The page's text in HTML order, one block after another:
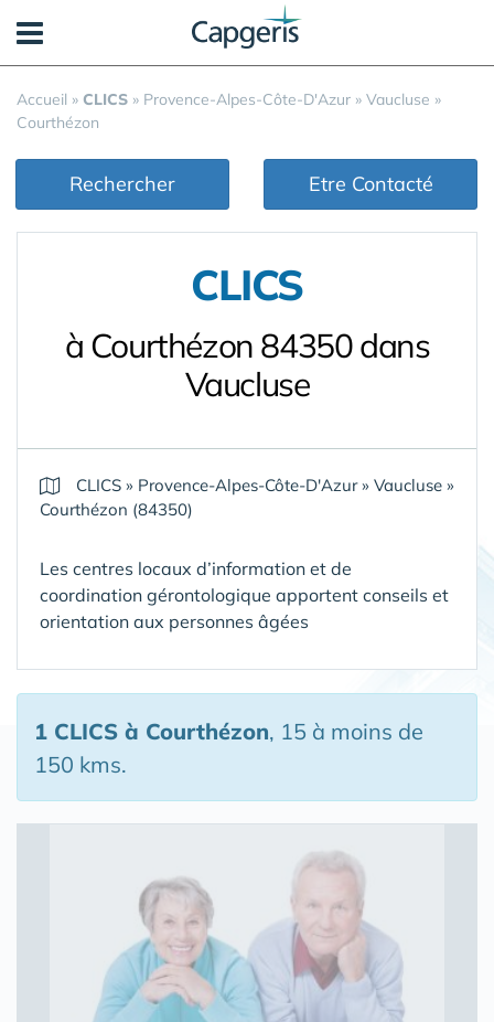
Accueil » CLICS » Provence-Alpes-Côte-D'Azur » Vaucluse »
Courthézon
Rechercher Etre Contacté
CLICS
à Courthézon 84350 dans
Vaucluse
CLICS » Provence-Alpes-Côte-D'Azur» Vaucluse »
Courthézon (84350)
Les centres locaux d’information et de
coordination gérontologique apportent conseils et
orientation aux personnes âgées
1 CLICS à Courthézon, 15 à moins de
150 kms.